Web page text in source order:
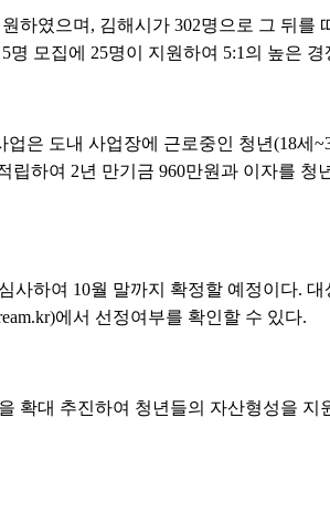
하였으며, 김해시가 302명으로 그 뒤를
모집에 25명이 지원하여 5:1의 높은
업은 도내 사업장에 근로중인 청년(18세
립하여 2년 만기금 960만원과 이자를
사하여 10월 말까지 확정할 예정이다.
에서 선정여부를 확인할 수 있다.
확대 추진하여 청년들의 자산형성을